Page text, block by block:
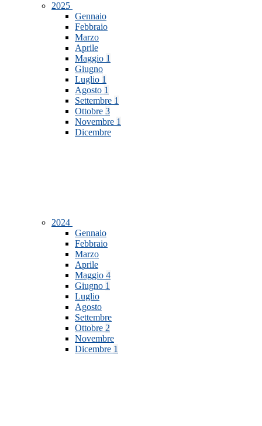
2025
Gennaio
Febbraio
Marzo
Aprile
Maggio 1
Giugno
Luglio 1
Agosto 1
Settembre 1
Ottobre 3
Novembre 1
Dicembre
2024
Gennaio
Febbraio
Marzo
Aprile
Maggio 4
Giugno 1
Luglio
Agosto
Settembre
Ottobre 2
Novembre
Dicembre 1